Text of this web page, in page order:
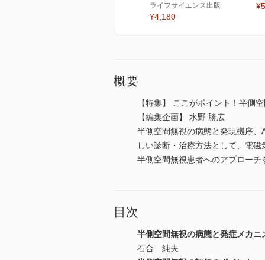
ライフサイエンス出版
¥4,180
概要
【特集】 ここがポイント！半側
【編集企画】 水野 勝広
半側空間無視の病態と発現機序
しい診断・治療方法として、電
半側空間無視患者へのアプロー
目次
半側空間無視の病態と発症メカニ
石合 純夫